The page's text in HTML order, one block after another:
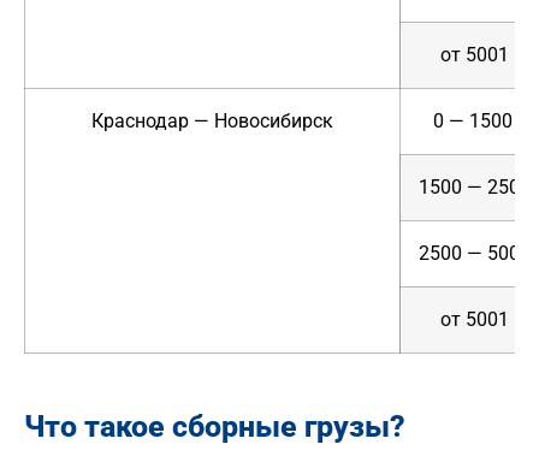
от 5001
Краснодар — Новосибирск 0 — 1500
1500 — 2500
2500 — 5000
от 5001
Что такое сборные грузы?